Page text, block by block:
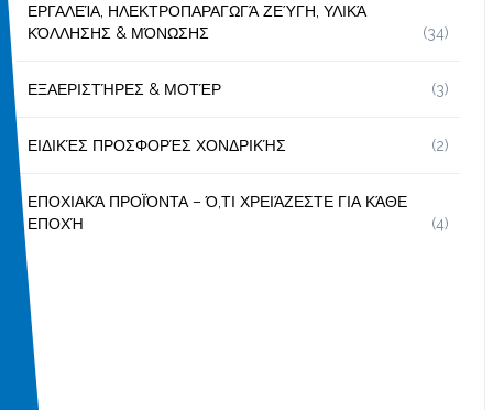
ΕΡΓΑΛΕΊΑ, ΗΛΕΚΤΡΟΠΑΡΑΓΩΓΆ ΖΕΎΓΗ, ΥΛΙΚΆ
ΚΌΛΛΗΣΗΣ & ΜΌΝΩΣΗΣ
(34)
ΕΞΑΕΡΙΣΤΉΡΕΣ & ΜΟΤΈΡ (3)
ΕΙΔΙΚΈΣ ΠΡΟΣΦΟΡΈΣ ΧΟΝΔΡΙΚΉΣ (2)
ΕΠΟΧΙΑΚΆ ΠΡΟΪΌΝΤΑ – Ό,ΤΙ ΧΡΕΙΆΖΕΣΤΕ ΓΙΑ ΚΆΘΕ
ΕΠΟΧΉ
(4)